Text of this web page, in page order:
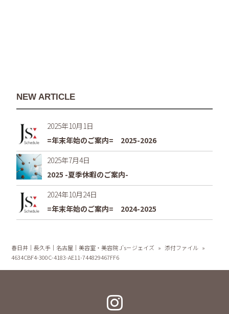
NEW ARTICLE
2025年10月1日
=年末年始のご案内= 2025-2026
2025年7月4日
2025 -夏季休暇のご案内-
2024年10月24日
=年末年始のご案内= 2024-2025
春日井｜長久手｜名古屋｜美容室・美容院 J's－ジェイズ » 添付ファイル »
4634CBF4-300C-4183-AE11-744829467FF6